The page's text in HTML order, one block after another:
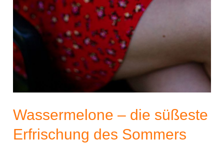
Wassermelone – die süßeste
Erfrischung des Sommers